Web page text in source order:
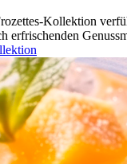
Kollektion
erfrischenden